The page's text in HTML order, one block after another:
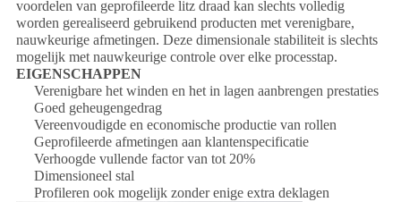
voordelen van geprofileerde litz draad kan slechts volledig
worden gerealiseerd gebruikend producten met verenigbare,
nauwkeurige afmetingen. Deze dimensionale stabiliteit is slechts
mogelijk met nauwkeurige controle over elke processtap.
EIGENSCHAPPEN
Verenigbare het winden en het in lagen aanbrengen prestaties
Goed geheugengedrag
Vereenvoudigde en economische productie van rollen
Geprofileerde afmetingen aan klantenspecificatie
Verhoogde vullende factor van tot 20%
Dimensioneel stal
Profileren ook mogelijk zonder enige extra deklagen